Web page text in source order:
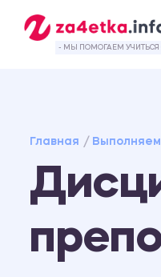
- МЫ ПОМОГАЕМ УЧИТЬСЯ
Главная